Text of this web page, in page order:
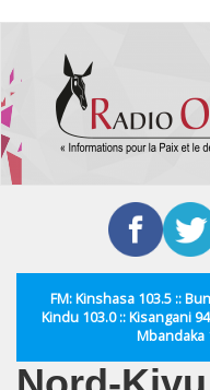
contenu
principal
FM: Kinshasa 103.5 ::
Kindu 103.0 :: Kisangani
Mbandaka